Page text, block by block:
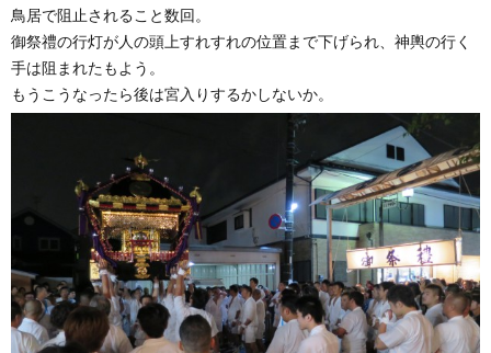
鳥居で阻止されること数回。
御祭禮の行灯が人の頭上すれすれの位置まで下げられ、神輿の行く
手は阻まれたもよう。
もうこうなったら後は宮入りするかしないか。